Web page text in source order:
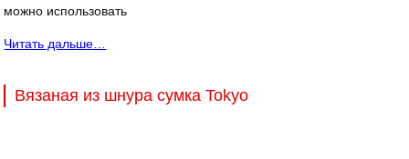
можно использовать
Читать дальше…
Вязаная из шнура сумка Tokyo